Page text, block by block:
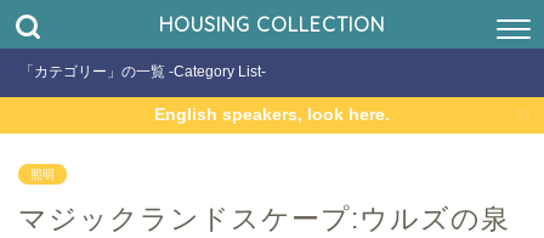
HOUSING COLLECTION
「カテゴリー」の一覧 -Category List-
English speakers, look here.
照明
マジックランドスケープ:ウルズの泉